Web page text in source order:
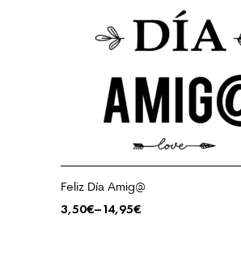
Feliz Día Amig@
3,50€–14,95€